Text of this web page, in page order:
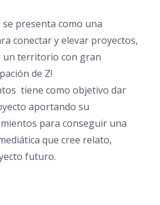
se presenta como una
conectar y elevar proyectos,
un territorio con gran
de Z!
tiene como objetivo dar
aportando su
para conseguir una
que cree relato,
futuro.